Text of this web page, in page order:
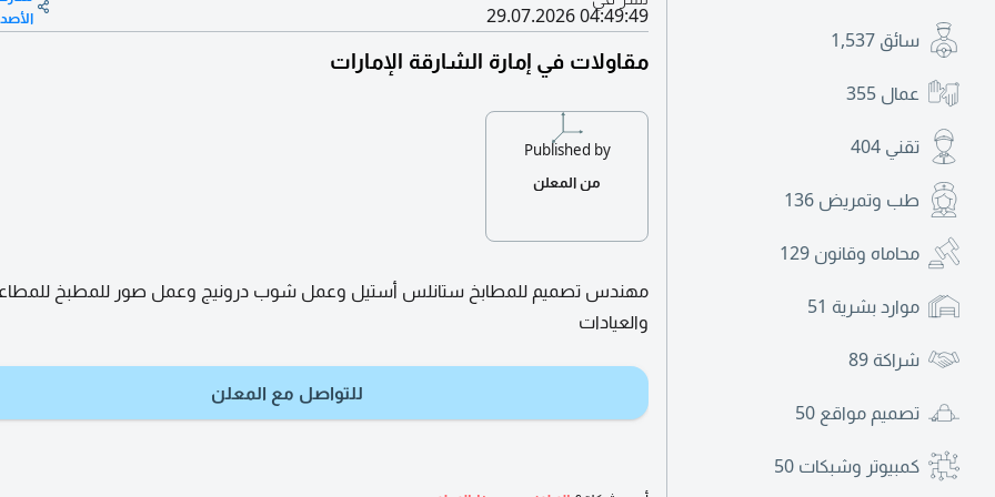
سائق 1,537
عمال 355
تقني 404
طب وتمريض 136
محاماه وقانون 129
موارد بشرية 51
شراكة 89
تصميم مواقع 50
كمبيوتر وشبكات 50
29.07.2026 04:49:49
مقاولات في إمارة الشارقة الإمارات
Published by
من المعلن
مهندس تصميم للمطابخ ستانلس أستيل وعمل شوب درونيج وعمل صور للمطبخ
والعيادات
للتواصل مع المعلن